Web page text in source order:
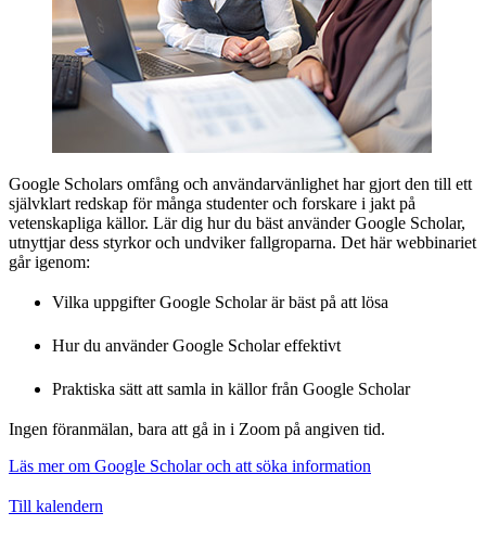
Google Scholars omfång och användarvänlighet har gjort den till ett
självklart redskap för många studenter och forskare i jakt på
vetenskapliga källor. Lär dig hur du bäst använder Google Scholar,
utnyttjar dess styrkor och undviker fallgroparna. Det här webbinariet
går igenom:
Vilka uppgifter Google Scholar är bäst på att lösa
Hur du använder Google Scholar effektivt
Praktiska sätt att samla in källor från Google Scholar
Ingen föranmälan, bara att gå in i Zoom på angiven tid.
Läs mer om Google Scholar och att söka information
Till kalendern